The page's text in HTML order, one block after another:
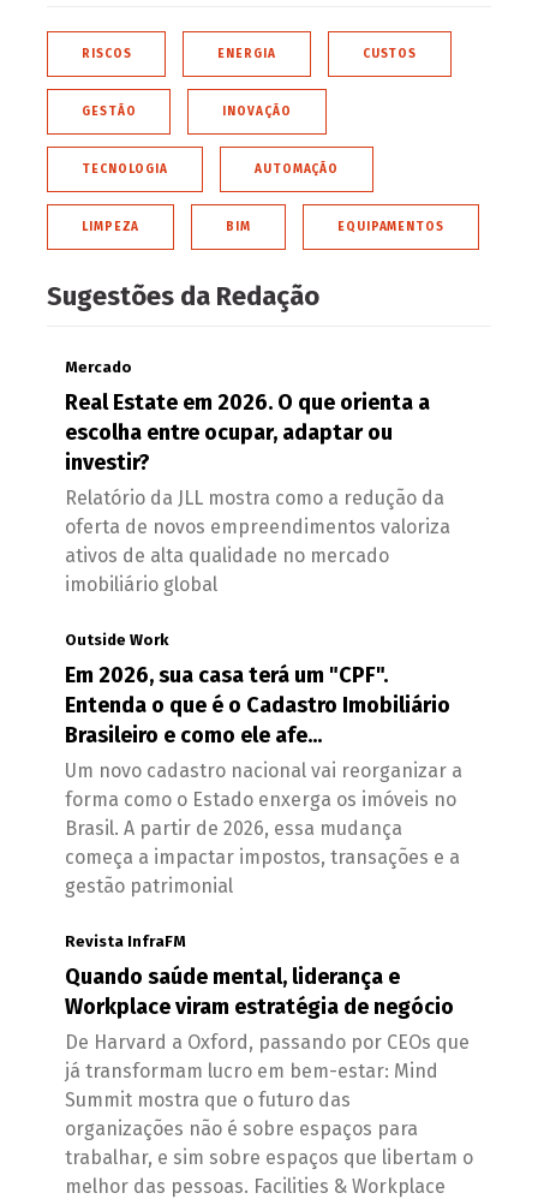
RISCOS ENERGIA CUSTOS
GESTÃO INOVAÇÃO
TECNOLOGIA AUTOMAÇÃO
LIMPEZA BIM EQUIPAMENTOS
Sugestões da Redação
Mercado
Real Estate em 2026. O que orienta a
escolha entre ocupar, adaptar ou
investir?
Relatório da JLL mostra como a redução da
oferta de novos empreendimentos valoriza
ativos de alta qualidade no mercado
imobiliário global
Outside Work
Em 2026, sua casa terá um "CPF".
Entenda o que é o Cadastro Imobiliário
Brasileiro e como ele afe...
Um novo cadastro nacional vai reorganizar a
forma como o Estado enxerga os imóveis no
Brasil. A partir de 2026, essa mudança
começa a impactar impostos, transações e a
gestão patrimonial
Revista InfraFM
Quando saúde mental, liderança e
Workplace viram estratégia de negócio
De Harvard a Oxford, passando por CEOs que
já transformam lucro em bem-estar: Mind
Summit mostra que o futuro das
organizações não é sobre espaços para
trabalhar, e sim sobre espaços que libertam o
melhor das pessoas. Facilities & Workplace